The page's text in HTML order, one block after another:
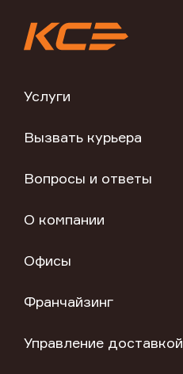
Услуги
Вызвать курьера
Вопросы и ответы
О компании
Офисы
Франчайзинг
Управление доставкой